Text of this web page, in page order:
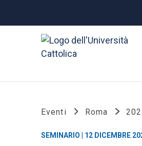
Eventi Roma
SEMINARIO | 12 DICEMBRE